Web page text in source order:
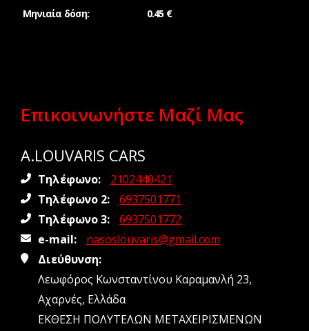
Μηνιαία δόση: 0.45 €
Επικοινωνήστε Μαζί Μας
A.LOUVARIS CARS
Τηλέφωνο:
2102440421
Τηλέφωνο 2:
6937501771
Τηλέφωνο 3:
6937501772
e-mail:
nasoslouvaris@gmail.com
Διεύθυνση:
Λεωφόρος Κωνσταντίνου Καραμανλή 23,
Αχαρνές, Ελλάδα
ΕΚΘΕΣΗ ΠΟΛΥΤΕΛΩΝ ΜΕΤΑΧΕΙΡΙΣΜΕΝΩΝ